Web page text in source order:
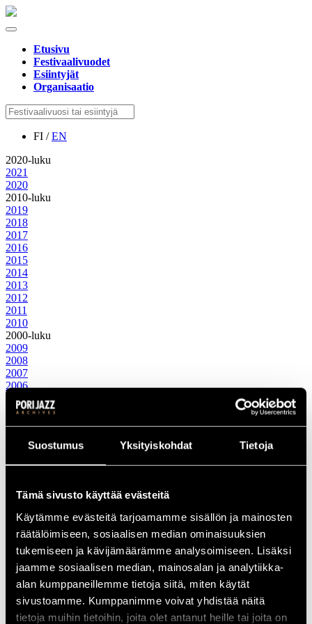
Suostumus Yksityiskohdat Tietoja
Tämä sivusto käyttää evästeitä
Käytämme evästeitä tarjoamamme sisällön ja mainosten
räätälöimiseen, sosiaalisen median ominaisuuksien
tukemiseen ja kävijämäärämme analysoimiseen. Lisäksi
jaamme sosiaalisen median, mainosalan ja analytiikka-
alan kumppaneillemme tietoja siitä, miten käytät
sivustoamme. Kumppanimme voivat yhdistää näitä
tietoja muihin tietoihin, joita olet antanut heille tai joita on
Etusivu
Festivaalivuodet
Esiintyjät
Organisaatio
FI /EN
2020-luku
2021
2020
2010-luku
2019
2018
2017
2016
2015
2014
2013
2012
2011
2010
2000-luku
2009
2008
2007
2006
2005
2004
2003
1998
1997
1996
1995
1994
1993
1992
1991
1990
1980-luku